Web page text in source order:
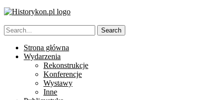
Strona główna
Wydarzenia
Rekonstrukcje
Konferencje
Wystawy
Inne